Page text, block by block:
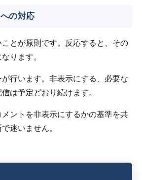
の対応
とが原則です。反応すると、その
ります。
行います。非表示にする、必要な
は予定どおり続けます。
ントを非表示にするかの基準を共
迷いません。